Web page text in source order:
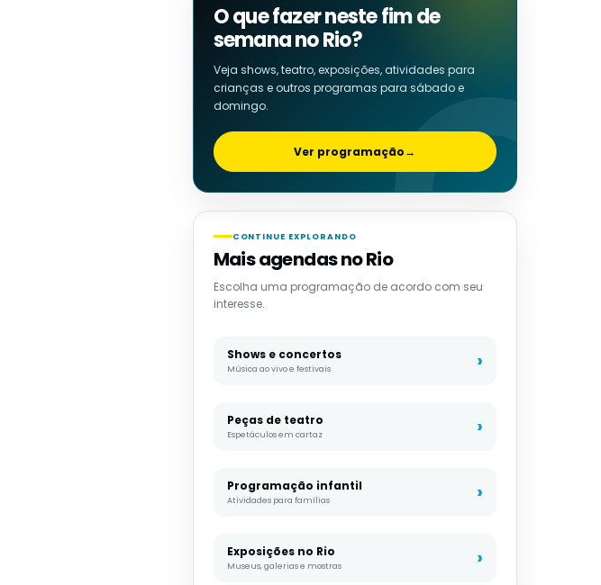
O que fazer neste fim de
semana no Rio?
Veja shows, teatro, exposições, atividades para
crianças e outros programas para sábado e
domingo.
Ver programação→
CONTINUE EXPLORANDO
Mais agendas no Rio
Escolha uma programação de acordo com seu
interesse.
Shows e concertos
Música ao vivo e festivais
Peças de teatro
Espetáculos em cartaz
Programação infantil
Atividades para famílias
Exposições no Rio
Museus, galerias e mostras